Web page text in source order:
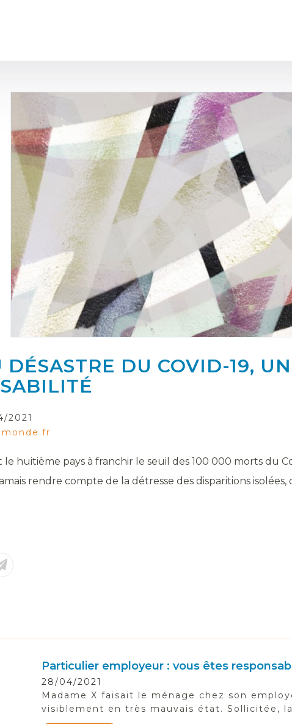
DÉSASTRE DU COVID-19,
2021
le huitième pays à franchir le seuil des 100 000 morts du
rendre compte de la détresse des disparitions
Particulier employeur : vous êtes
28/04/2021
Madame X faisait le ménage chez son
visiblement en très mauvais état. Sollicitée,